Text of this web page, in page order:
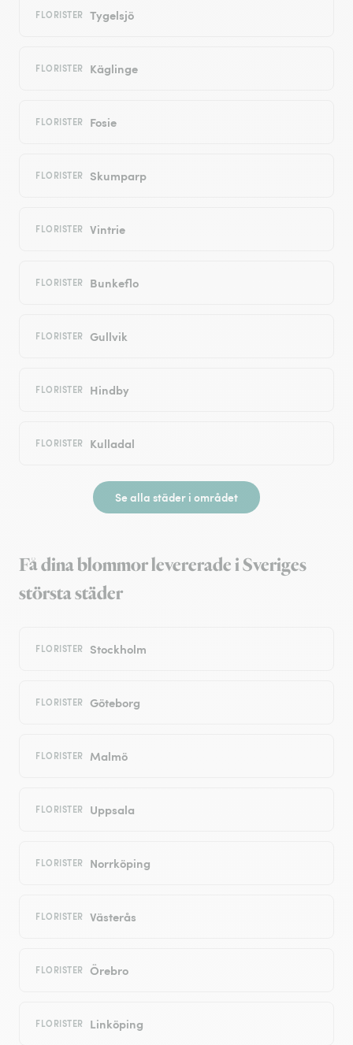
FLORISTER Tygelsjö
FLORISTER Käglinge
FLORISTER Fosie
FLORISTER Skumparp
FLORISTER Vintrie
FLORISTER Bunkeflo
FLORISTER Gullvik
FLORISTER Hindby
FLORISTER Kulladal
Se alla städer i området
Få dina blommor levererade i Sveriges
största städer
FLORISTER Stockholm
FLORISTER Göteborg
FLORISTER Malmö
FLORISTER Uppsala
FLORISTER Norrköping
FLORISTER Västerås
FLORISTER Örebro
FLORISTER Linköping